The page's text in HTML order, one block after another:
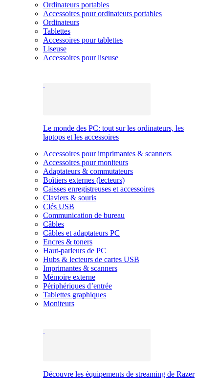
Ordinateurs portables
Accessoires pour ordinateurs portables
Ordinateurs
Tablettes
Accessoires pour tablettes
Liseuse
Accessoires pour liseuse
Le monde des PC: tout sur les ordinateurs, les
laptops et les accessoires
Accessoires pour imprimantes & scanners
Accessoires pour moniteurs
Adaptateurs & commutateurs
Boîtiers externes (lecteurs)
Caisses enregistreuses et accessoires
Claviers & souris
Clés USB
Communication de bureau
Câbles
Câbles et adaptateurs PC
Encres & toners
Haut-parleurs de PC
Hubs & lecteurs de cartes USB
Imprimantes & scanners
Mémoire externe
Périphériques d’entrée
Tablettes graphiques
Moniteurs
Découvre les équipements de streaming de Razer